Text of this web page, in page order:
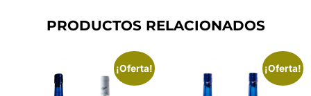
PRODUCTOS RELACIONADOS
¡Oferta! ¡Oferta!